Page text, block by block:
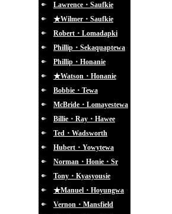
Lawrence・Saufkie
★Wilmer・Saufkie
Robert・Lomadapki
Phillip・Sekaquaptewa
Phillip・Honanie
★Watson・Honanie
Bobbie・Tewa
McBride・Lomayestewa
Billie・Ray・Hawee
Ted・Wadsworth
Hubert・Yowytewa
Norman・Honie・Sr
Tony・Kyasyousie
★Manuel・Hoyungwa
Vernon・Mansfield